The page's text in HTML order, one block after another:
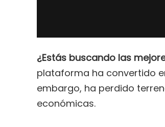
¿Estás buscando las
plataforma ha convertido
embargo, ha perdido
económicas.